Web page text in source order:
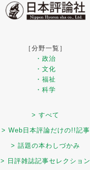
［分野一覧］
・政治
・文化
・福祉
・科学
> すべて
> Web日本評論だけの!!記事
> 話題の本わしづかみ
> 日評雑誌記事セレクション